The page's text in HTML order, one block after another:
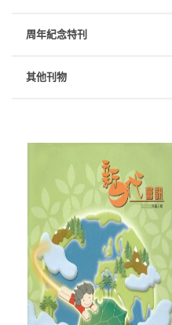
周年紀念特刊
其他刊物